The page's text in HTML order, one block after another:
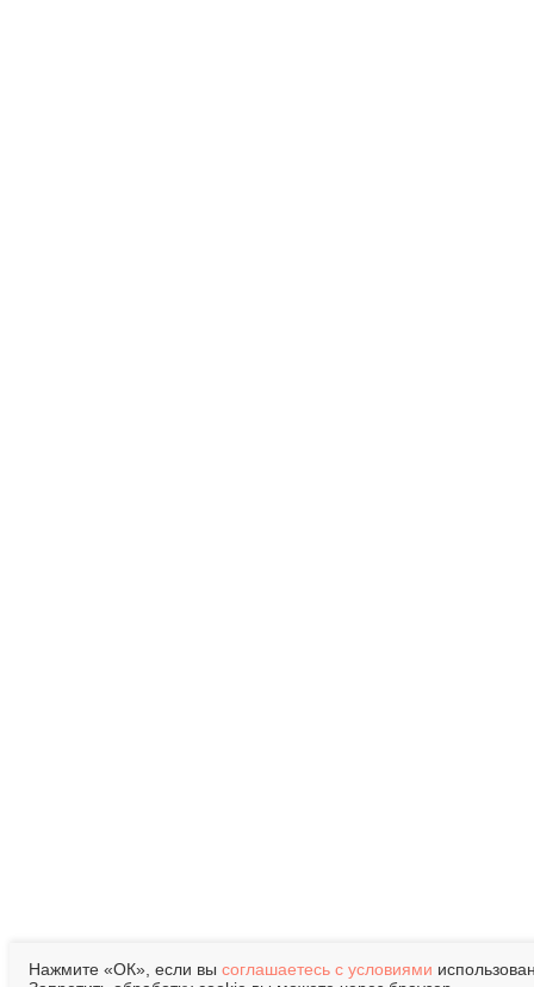
Нажмите «ОК», если вы соглашаетесь с условиями